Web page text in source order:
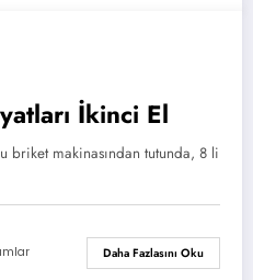
İkinci El
briket makinasından tutunda, 8 li
Daha Fazlasını Oku